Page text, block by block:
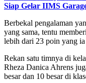
Siap Gelar IIMS
Berbekal pengalaman
yang sama, tentu
lebih dari 23 poin yang
Rekan satu timnya di
Rheza Danica Ahrens
besar dan 10 besar di